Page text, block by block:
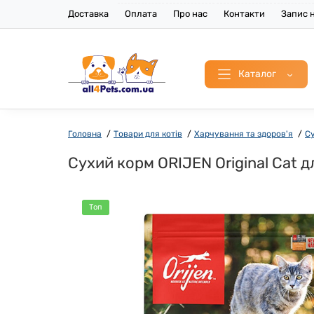
Доставка Оплата Про нас Контакти Запис
Каталог
Головна Товари для котів Харчування та здоров'я
Сухий корм ORIJEN Original Cat
Топ